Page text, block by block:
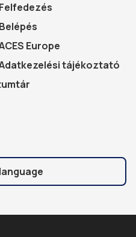
Felfedezés
Belépés
Europe
tájékoztató